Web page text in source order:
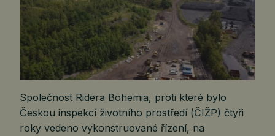
Společnost Ridera Bohemia, proti které bylo
Českou inspekcí životního prostředí (ČIŽP) čtyři
roky vedeno vykonstruované řízení, na